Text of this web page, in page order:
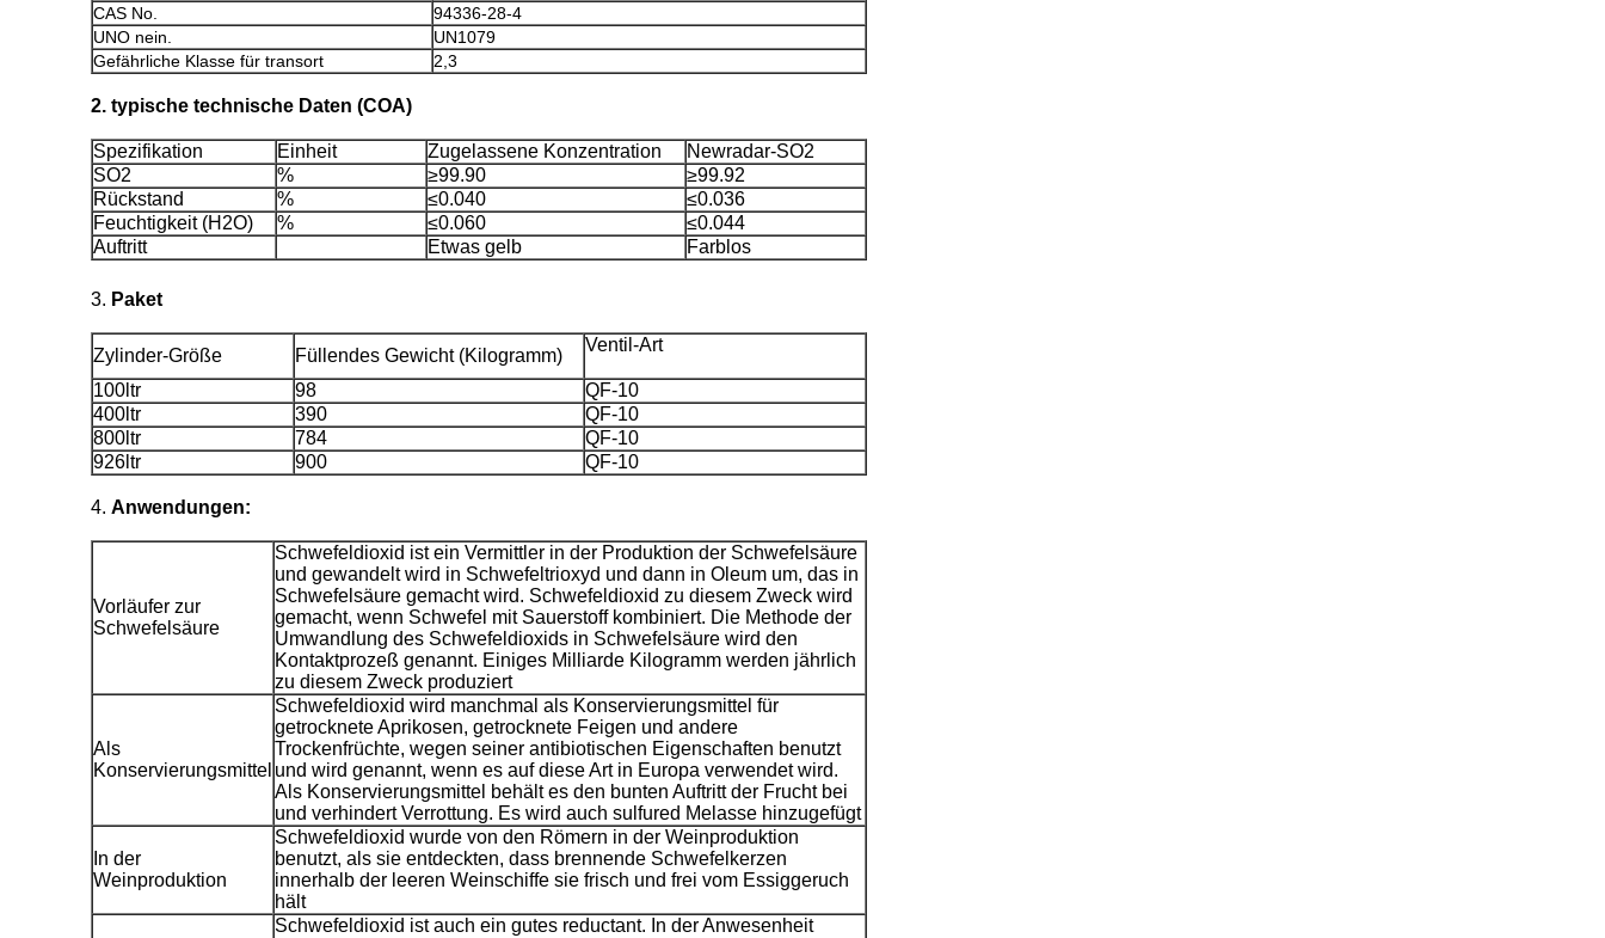
CAS No.
94336-28-4
UNO nein.
UN1079
Gefährliche Klasse für transort
2,3
2. typische technische Daten (COA)
Spezifikation Einheit Zugelassene Konzentration
Newradar-SO2
SO2
% ≥99.90
≥99.92
Rückstand
% ≤0.040
≤0.036
Feuchtigkeit (H2O)
% ≤0.060
≤0.044
Auftritt
Etwas gelb Farblos
3. Paket
Zylinder-Größe Füllendes Gewicht (Kilogramm)
Ventil-Art
100ltr 98
QF-10
400ltr
390
QF-10
800ltr
784
QF-10
926ltr
900 QF-10
4. Anwendungen:
Vorläufer zur
Schwefelsäure
Schwefeldioxid ist ein Vermittler in der Produktion der Schwefelsäure
und gewandelt wird in Schwefeltrioxyd und dann in Oleum um, das in
Schwefelsäure gemacht wird. Schwefeldioxid zu diesem Zweck wird
gemacht, wenn Schwefel mit Sauerstoff kombiniert. Die Methode der
Umwandlung des Schwefeldioxids in Schwefelsäure wird den
Kontaktprozeß genannt. Einiges Milliarde Kilogramm werden jährlich
zu diesem Zweck produziert
Als
Konservierungsmittel
Schwefeldioxid wird manchmal als Konservierungsmittel für
getrocknete Aprikosen, getrocknete Feigen und andere
Trockenfrüchte, wegen seiner antibiotischen Eigenschaften benutzt
und wird genannt, wenn es auf diese Art in Europa verwendet wird.
Als Konservierungsmittel behält es den bunten Auftritt der Frucht bei
und verhindert Verrottung. Es wird auch sulfured Melasse hinzugefügt
In der
Weinproduktion
Schwefeldioxid wurde von den Römern in der Weinproduktion
benutzt, als sie entdeckten, dass brennende Schwefelkerzen
innerhalb der leeren Weinschiffe sie frisch und frei vom Essiggeruch
hält
Schwefeldioxid ist auch ein gutes reductant. In der Anwesenheit